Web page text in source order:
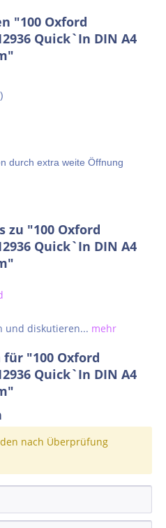
"100 Oxford
Quick`In DIN A4
durch extra weite Öffnung
zu "100 Oxford
Quick`In DIN A4
und diskutieren... mehr
"100 Oxford
Quick`In DIN A4
nach Überprüfung